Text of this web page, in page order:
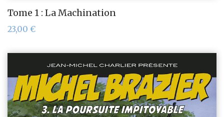
Tome 1 : La Machination
23,00 €